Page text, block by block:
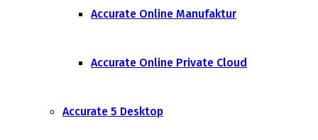
Accurate Online Manufaktur
Accurate Online Private Cloud
Accurate 5 Desktop